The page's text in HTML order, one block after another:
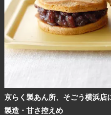
京らく製あん所、そごう横浜店
製造・甘さ控えめ